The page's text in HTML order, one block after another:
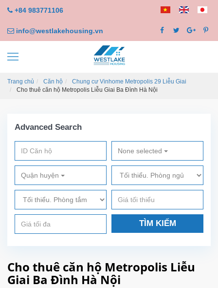
+84 983771106
info@westlakehousing.vn
Trang chủ Căn hộ
Chung cư Vinhome Metropolis 29 Liễu Giai
Cho thuê căn hộ Metropolis Liễu Giai Ba Đình Hà Nội
Advanced Search
None selected
Quận huyện
TÌM KIẾM
Cho thuê căn hộ Metropolis Liễu
Giai Ba Đình Hà Nội